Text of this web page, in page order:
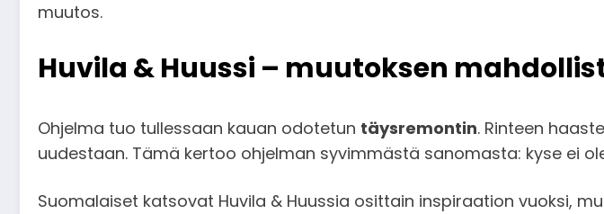
muutos.
Huvila & Huussi – muutoksen
Ohjelma tuo tullessaan kauan odotetun täysremontin. Rinteen
uudestaan. Tämä kertoo ohjelman syvimmästä sanomasta: kyse ei
Suomalaiset katsovat Huvila & Huussia osittain inspiraation vuoksi,